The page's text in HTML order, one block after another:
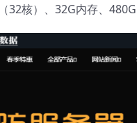
32核）、32G内存、